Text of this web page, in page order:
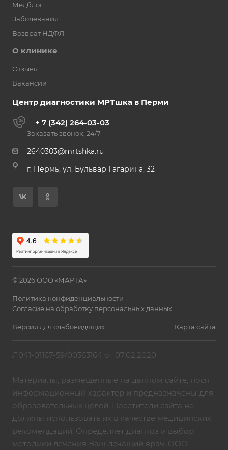
Медблог
Заболевания
Возврат НДФЛ
О клинике
Отзывы
Вакансии
Центр диагностики МРТшка в Перми
+ 7 (342) 264-03-03
Заказать звонок, 24/7
2640303@mrtshka.ru
г. Пермь, ул. Бульвар Гагарина, 32
© 2026 ООО «МАРТА»
Политика конфиденциальности
Согласие на обработку персональных данных
Версия для слабовидящих Карта сайта
Л041-01167-59/00363164 от 07.02.2020
Материалы, размещенные на данном сайте, носят
информационный характер и предназначены для
образовательных целей. Посетители сайта не
должны использовать их в качестве медицинских
рекомендаций. Определяет диагноз и выбор
методики лечения Ваш лечащий врач. ООО